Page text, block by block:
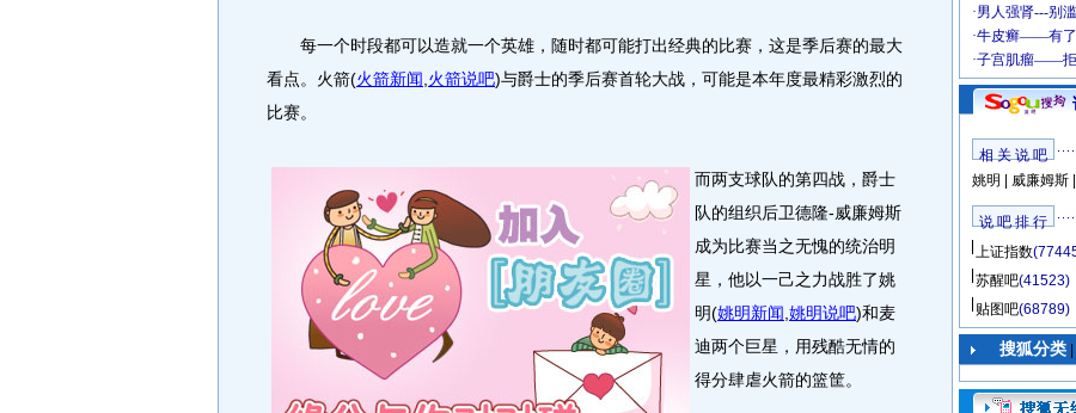
每一个时段都可以造就一个英雄，随时都可能打出经典的比赛，这是季后赛的最大
看点。火箭(火箭新闻 火箭说吧)与爵士的季后赛首轮大战，可能是本年度最精彩激烈的
比赛。
而两支球队的第四战，爵士
队的组织后卫德隆-威廉姆斯
成为比赛当之无愧的统治明
星，他以一己之力战胜了姚
明(姚明新闻 姚明说吧)和麦
迪两个巨星，用残酷无情的
得分肆虐火箭的篮筐。
相 关 说 吧
姚明
威廉姆斯|
说 吧 排 行
上证指数
苏醒吧(41523)
贴图吧(68789)
搜狐分类|